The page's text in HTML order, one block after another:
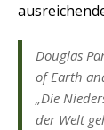
Douglas
of Earth
„Die
der Welt